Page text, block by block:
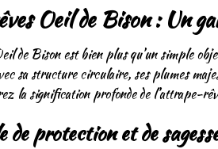
Oeil de Bison : Un
de Bison est bien plus qu’un simple
sa structure circulaire, ses plumes
la signification profonde de l’attrape-
de protection et de